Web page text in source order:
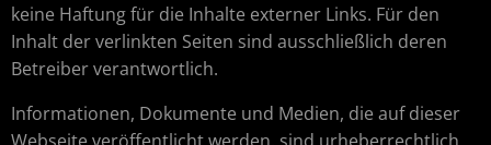
keine Haftung für die Inhalte externer Links. Für den
Inhalt der verlinkten Seiten sind ausschließlich deren
Betreiber verantwortlich.
Informationen, Dokumente und Medien, die auf dieser